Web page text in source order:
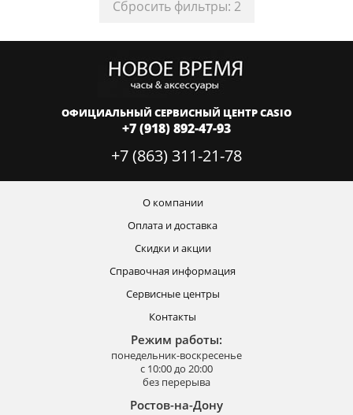
Сбросить фильтры: 2
ОФИЦИАЛЬНЫЙ СЕРВИСНЫЙ ЦЕНТР CASIO
+7 (918) 892-47-93
+7 (863) 311-21-78
О компании
Оплата и доставка
Скидки и акции
Справочная информация
Сервисные центры
Контакты
Режим работы:
понедельник-воскресенье
с 10:00 до 20:00
без перерыва
Ростов-на-Дону